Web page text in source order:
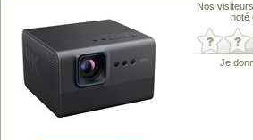
Nos
noté
Je